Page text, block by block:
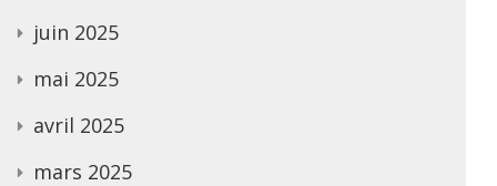
juin 2025
mai 2025
avril 2025
mars 2025